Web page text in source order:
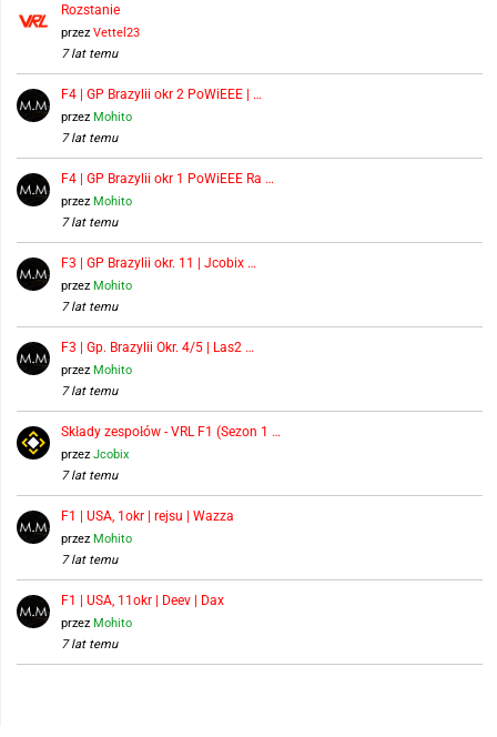
Rozstanie
przez Vettel23
7 lat temu
F4 | GP Brazylii okr 2 PoWiEEE | …
przez Mohito
7 lat temu
F4 | GP Brazylii okr 1 PoWiEEE Ra …
przez Mohito
7 lat temu
F3 | GP Brazylii okr. 11 | Jcobix …
przez Mohito
7 lat temu
F3 | Gp. Brazylii Okr. 4/5 | Las2 …
przez Mohito
7 lat temu
Składy zespołów - VRL F1 (Sezon 1 …
przez Jcobix
7 lat temu
F1 | USA, 1okr | rejsu | Wazza
przez Mohito
7 lat temu
F1 | USA, 11okr | Deev | Dax
przez Mohito
7 lat temu